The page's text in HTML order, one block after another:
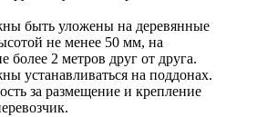
быть уложены на деревянные
не менее 50 мм, на
более 2 метров друг от друга.
устанавливаться на поддонах.
за размещение и крепление